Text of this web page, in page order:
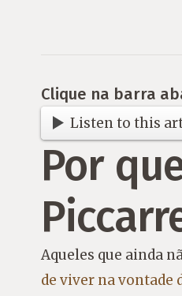
Clique na barra
Listen to this
Por
Aqueles que ainda
de viver na vontade